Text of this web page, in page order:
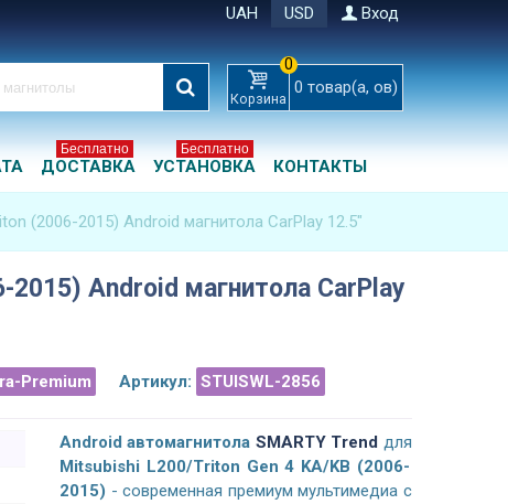
UAH USD Вход
Корзина
0
0 товар(а, ов)
ДОСТАВКА
Бесплатно
УСТАНОВКА
Бесплатно
КОНТАКТЫ
(2006-2015) Android магнитола CarPlay 12.5"
Android магнитола CarPlay
Premium Артикул: STUISWL-2856
Android автомагнитола SMARTY Trend для
Mitsubishi L200/Triton Gen 4 KA/KB (2006-
2015) - современная премиум мультимедиа с